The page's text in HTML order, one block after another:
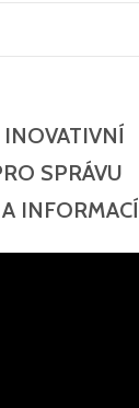
SPRÁVU
INFORMACÍ